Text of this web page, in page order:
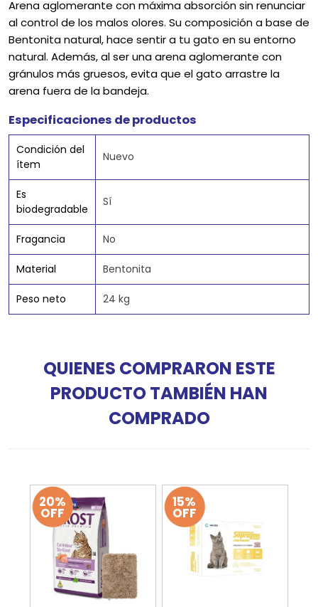
Arena aglomerante con máxima absorción sin renunciar
al control de los malos olores. Su composición a base de
Bentonita natural, hace sentir a tu gato en su entorno
natural. Además, al ser una arena aglomerante con
gránulos más gruesos, evita que el gato arrastre la
arena fuera de la bandeja.
Especificaciones de productos
Condición del
ítem
Nuevo
Es
biodegradable
Sí
Fragancia No
Material Bentonita
Peso neto 24 kg
QUIENES COMPRARON ESTE
PRODUCTO TAMBIÉN HAN
COMPRADO
20%
OFF
15%
OFF